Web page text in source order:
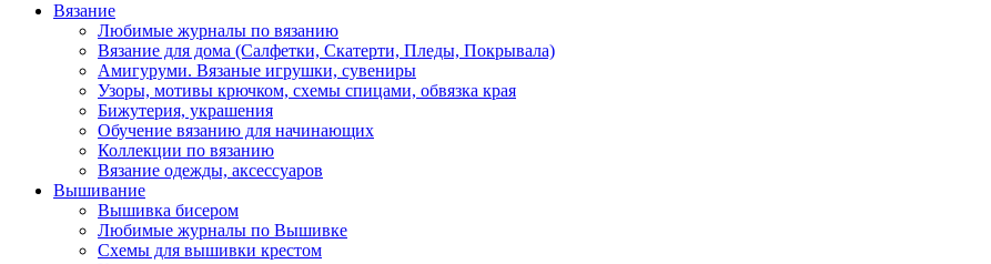
Вязание
Любимые журналы по вязанию
Вязание для дома (Салфетки, Скатерти, Пледы, Покрывала)
Амигуруми. Вязаные игрушки, сувениры
Узоры, мотивы крючком, схемы спицами, обвязка края
Бижутерия, украшения
Обучение вязанию для начинающих
Коллекции по вязанию
Вязание одежды, аксессуаров
Вышивание
Вышивка бисером
Любимые журналы по Вышивке
Схемы для вышивки крестом